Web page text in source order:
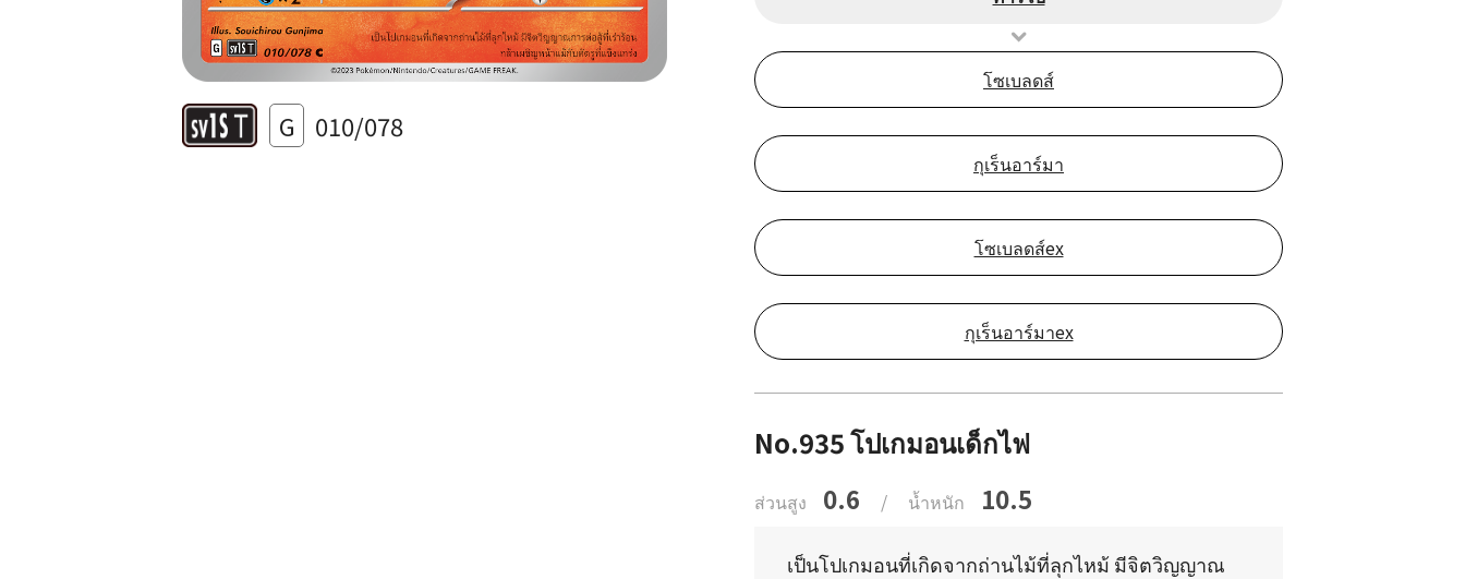
G 010/078
โซเบลดส์
กุเร็นอาร์มา
โซเบลดส์ex
กุเร็นอาร์มาex
No.935 โปเกมอนเด็กไฟ
ส่วนสูง 0.6 / น้ำหนัก 10.5
เป็นโปเกมอนที่เกิดจากถ่านไม้ที่ลุกไหม้ มีจิตวิญญาณ